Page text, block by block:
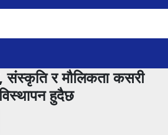
संस्कृति र मौलिकता कसरी
हुदैछ